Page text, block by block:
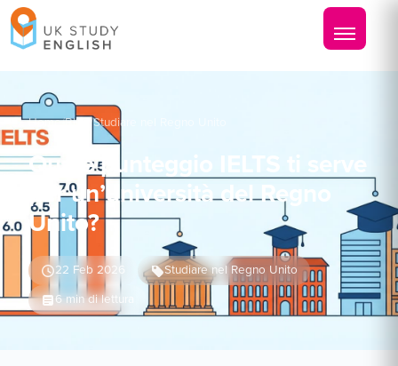
Home/Blog /Studiare nel Regno Unito
Quale punteggio IELTS ti serve
per un’università del Regno
Unito?
22 Feb 2026 Studiare nel Regno Unito
6 min di lettura